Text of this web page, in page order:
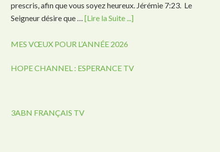
prescris, afin que vous soyez heureux. Jérémie 7:23. Le
Seigneur désire que …[Lire la Suite ...]
MES VŒUX POUR L’ANNÉE 2026
HOPE CHANNEL : ESPERANCE TV
3ABN FRANÇAIS TV